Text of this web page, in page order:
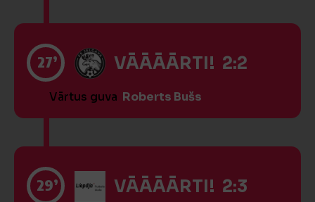
27’ VĀĀĀĀRTI! 2:2
Vārtus guva Roberts Bušs
29’ VĀĀĀĀRTI! 2:3